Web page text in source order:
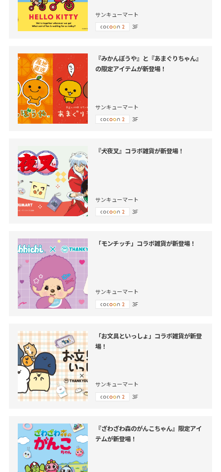
サンキューマート
3F
『みかんぼうや』と『あまぐりちゃん』
の限定アイテムが新登場！
サンキューマート
3F
『犬夜叉』コラボ雑貨が新登場！
サンキューマート
3F
「モンチッチ」コラボ雑貨が新登場！
サンキューマート
3F
「お文具といっしょ」コラボ雑貨が新登
場！
サンキューマート
3F
『ざわざわ森のがんこちゃん』限定アイ
テムが新登場！